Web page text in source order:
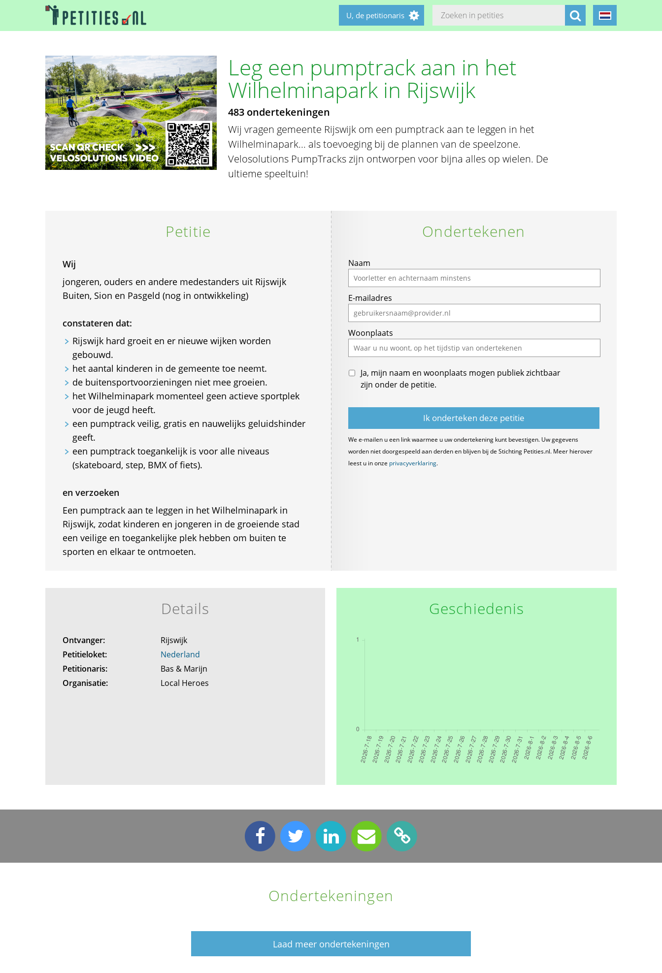
U, de petitionaris
Leg een pumptrack aan in het
Wilhelminapark in Rijswijk
483 ondertekeningen
Wij vragen gemeente Rijswijk om een pumptrack aan te leggen in het
Wilhelminapark... als toevoeging bij de plannen van de speelzone.
Velosolutions PumpTracks zijn ontworpen voor bijna alles op wielen. De
ultieme speeltuin!
Petitie
Wij
jongeren, ouders en andere medestanders uit Rijswijk
Buiten, Sion en Pasgeld (nog in ontwikkeling)
constateren dat:
Rijswijk hard groeit en er nieuwe wijken worden
gebouwd.
het aantal kinderen in de gemeente toe neemt.
de buitensportvoorzieningen niet mee groeien.
het Wilhelminapark momenteel geen actieve sportplek
voor de jeugd heeft.
een pumptrack veilig, gratis en nauwelijks geluidshinder
geeft.
een pumptrack toegankelijk is voor alle niveaus
(skateboard, step, BMX of fiets).
en verzoeken
Een pumptrack aan te leggen in het Wilhelminapark in
Rijswijk, zodat kinderen en jongeren in de groeiende stad
een veilige en toegankelijke plek hebben om buiten te
sporten en elkaar te ontmoeten.
Ondertekenen
If
you
are
a
human,
ignore
this
field
Naam
E-mailadres
Woonplaats
Ja, mijn naam en woonplaats mogen publiek zichtbaar
zijn onder de petitie.
We e-mailen u een link waarmee u uw ondertekening kunt bevestigen. Uw gegevens
worden niet doorgespeeld aan derden en blijven bij de Stichting Petities.nl. Meer hierover
leest u in onze privacyverklaring.
Details
Ontvanger:
Rijswijk
Petitieloket:
Nederland
Petitionaris:
Bas & Marijn
Organisatie:
Local Heroes
Geschiedenis
Ondertekeningen
Laad meer ondertekeningen